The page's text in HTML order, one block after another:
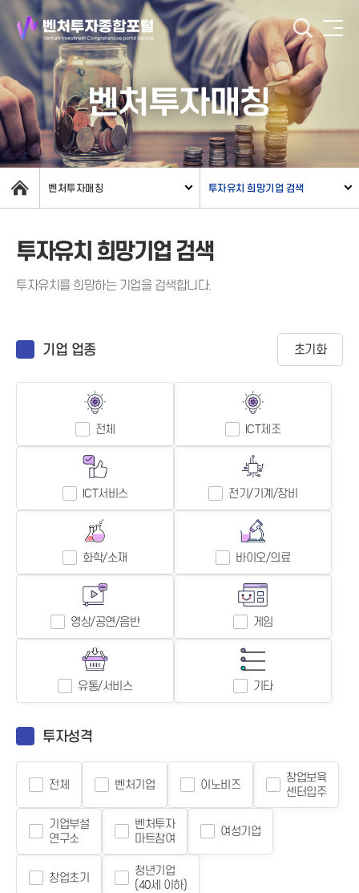
벤처투자매칭
벤처투자매칭 투자유치 희망기업 검색
투자유치 희망기업 검색
투자유치를 희망하는 기업을 검색합니다.
기업 업종 초기화
전체 ICT제조
ICT서비스 전기/기계/장비
화학/소재 바이오/의료
영상/공연/음반 게임
유통/서비스 기타
투자성격
전체 벤처기업 이노비즈
창업보육
센터입주
기업부설
연구소
벤처투자
마트참여
여성기업
창업초기
청년기업
(40세 이하)